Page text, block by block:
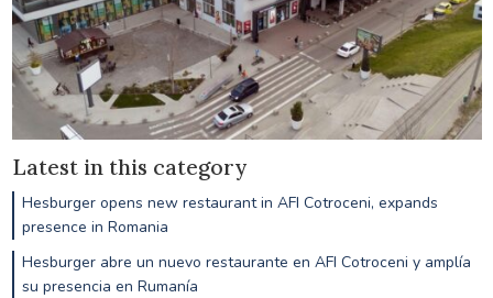
Latest in this category
Hesburger opens new restaurant in AFI Cotroceni, expands
presence in Romania
Hesburger abre un nuevo restaurante en AFI Cotroceni y amplía
su presencia en Rumanía